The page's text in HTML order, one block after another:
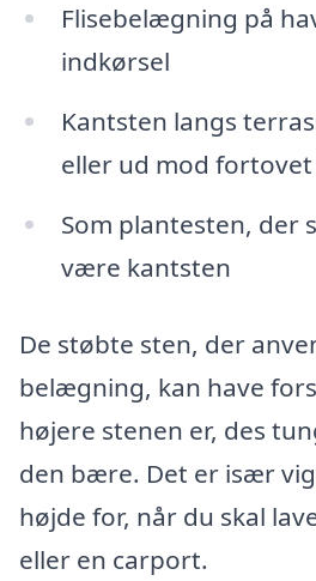
Flisebelægning på
indkørsel
Kantsten langs
eller ud mod fortovet
Som plantesten, der
være kantsten
De støbte sten, der
belægning, kan have
højere stenen er, des
den bære. Det er især
højde for, når du skal
eller en carport.